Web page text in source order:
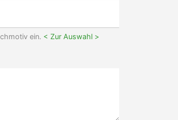
ein. < Zur Auswahl >